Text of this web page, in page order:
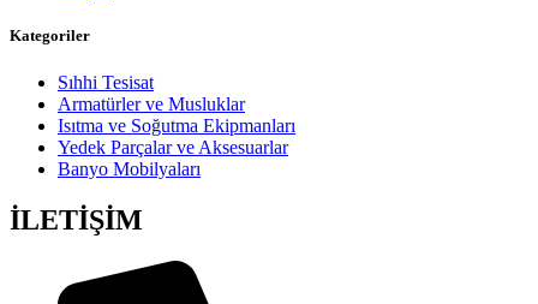
Kategoriler
Sıhhi Tesisat
Armatürler ve Musluklar
Isıtma ve Soğutma Ekipmanları
Yedek Parçalar ve Aksesuarlar
Banyo Mobilyaları
İLETİŞİM